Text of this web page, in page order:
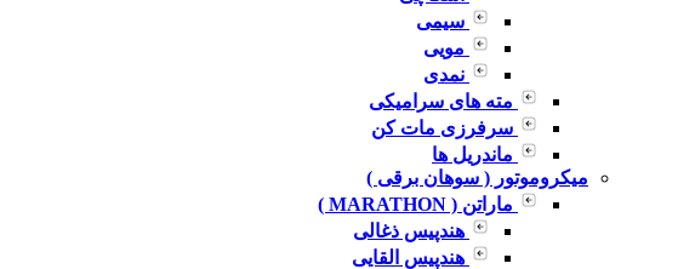
سیمی
مویی
نمدی
مته های سرامیکی
سرفرزی مات کن
ماندریل ها
میکروموتور ( سوهان برقی )
ماراتن ( MARATHON )
هندپیس ذغالی
هندپیس القایی